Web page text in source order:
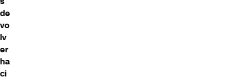
de
vo
lv
er
ha
ci